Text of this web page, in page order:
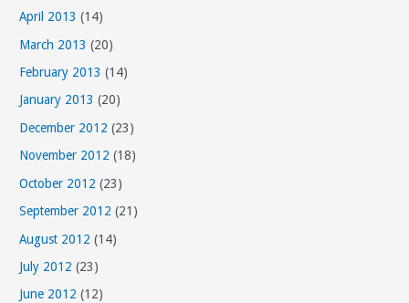
April 2013 (14)
March 2013 (20)
February 2013 (14)
January 2013 (20)
December 2012 (23)
November 2012 (18)
October 2012 (23)
September 2012 (21)
August 2012 (14)
July 2012 (23)
June 2012 (12)